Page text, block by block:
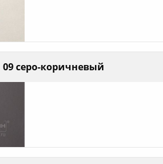
09 серо-коричневый